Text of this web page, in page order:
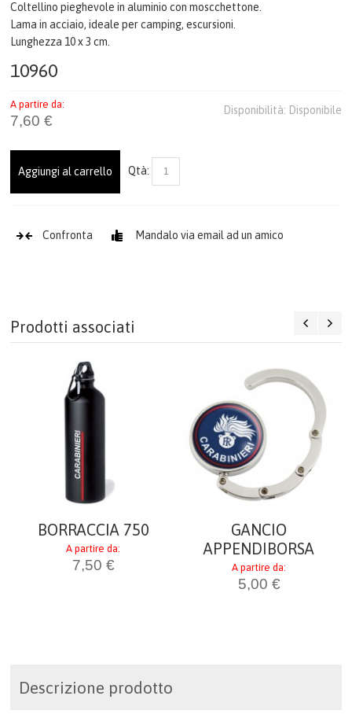
Coltellino pieghevole in aluminio con moscchettone.
Lama in acciaio, ideale per camping, escursioni.
Lunghezza 10 x 3 cm.
10960
Disponibilità: Disponibile
A partire da:
7,60 €
Aggiungi al carrello Qtà:
Confronta Mandalo via email ad un amico
Prodotti associati
BORRACCIA 750
A partire da:
7,50 €
GANCIO
APPENDIBORSA
A partire da:
5,00 €
Descrizione prodotto